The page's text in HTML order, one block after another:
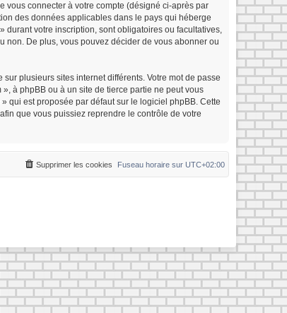
vous connecter à votre compte (désigné ci-après par
des données applicables dans le pays qui héberge
durant votre inscription, sont obligatoires ou facultatives,
non. De plus, vous pouvez décider de vous abonner ou
plusieurs sites internet différents. Votre mot de passe
à phpBB ou à un site de tierce partie ne peut vous
qui est proposée par défaut sur le logiciel phpBB. Cette
que vous puissiez reprendre le contrôle de votre
Fuseau horaire sur UTC+02:00
Supprimer les cookies